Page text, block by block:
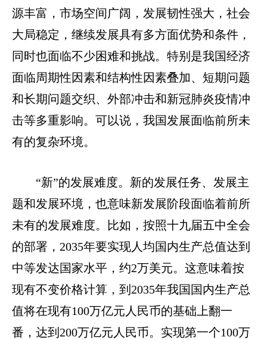
源丰富，市场空间广阔，发展韧性强大，社会
大局稳定，继续发展具有多方面优势和条件，
同时也面临不少困难和挑战。 特别是我国经济
面临周期性因素和结构性因素叠加、短期问题
和长期问题交织、外部冲击和新冠肺炎疫情冲
击等多重影响。可以说，我国发展面临前所未
有的复杂环境。
“新”的发展难度。新的发展任务、发展主
题和发展环境，也意味新发展阶段面临着前所
未有的发展难度。比如，按照十九届五中全会
的部署， 2035年要实现人均国内生产总值达到
中等发达国家水平，约2万美元。这意味着按
现有不变价格计算，到 2035年我国国内生产总
值将在现有100万亿元 人民币的基础上翻一
番，达到 200万亿元人民币。实现第一个100万